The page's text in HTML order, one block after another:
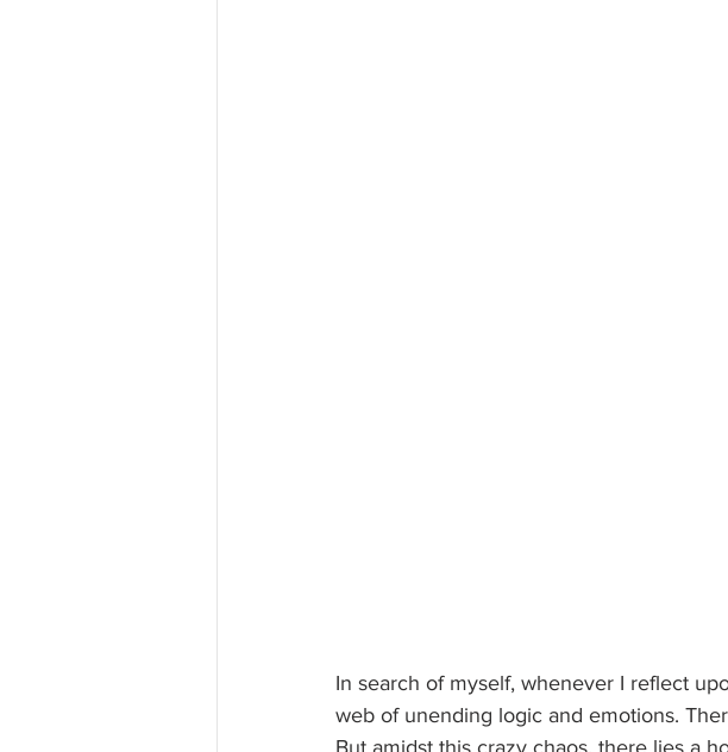
In search of myself, whenever I reflect
web of unending logic and emotions.
But amidst this crazy chaos, there lies a